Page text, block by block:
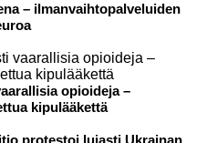
– ilmanvaihtopalveluiden
opioideja –
kipulääkettä